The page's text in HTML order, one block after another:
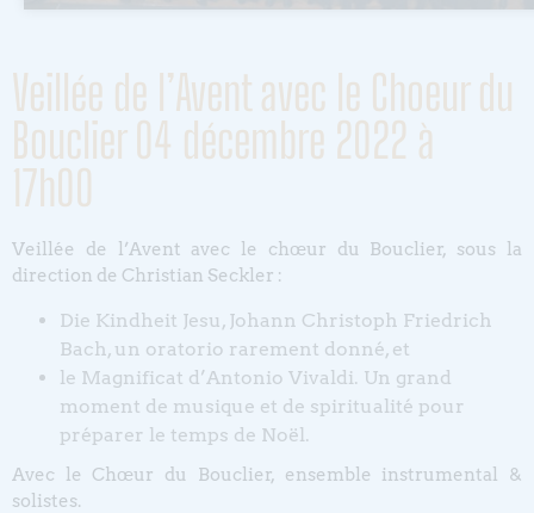
Veillée de l’Avent avec le Choeur du
Bouclier 04 décembre 2022 à
17h00
Veillée de l’Avent avec le chœur du Bouclier, sous la
direction de Christian Seckler :
Die Kindheit Jesu, Johann Christoph Friedrich
Bach, un oratorio rarement donné, et
le Magnificat d’Antonio Vivaldi. Un grand
moment de musique et de spiritualité pour
préparer le temps de Noël.
Avec le Chœur du Bouclier, ensemble instrumental &
solistes.